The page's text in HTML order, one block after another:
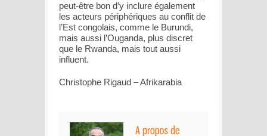
peut-être bon d’y inclure également
les acteurs périphériques au conflit de
l’Est congolais, comme le Burundi,
mais aussi l’Ouganda, plus discret
que le Rwanda, mais tout aussi
influent.
Christophe Rigaud – Afrikarabia